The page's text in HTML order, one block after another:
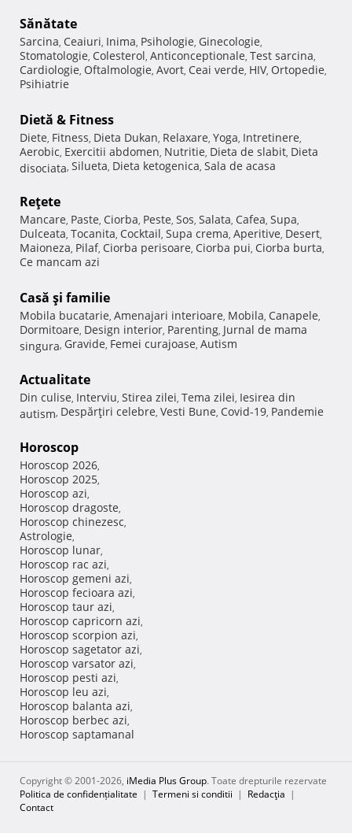
Sănătate
Sarcina, Ceaiuri, Inima, Psihologie, Ginecologie,
Stomatologie, Colesterol, Anticonceptionale, Test sarcina,
Cardiologie, Oftalmologie, Avort, Ceai verde, HIV, Ortopedie,
Psihiatrie
Dietă & Fitness
Diete, Fitness, Dieta Dukan, Relaxare, Yoga, Intretinere,
Aerobic, Exercitii abdomen, Nutritie, Dieta de slabit, Dieta
disociata, Silueta, Dieta ketogenica, Sala de acasa
Reţete
Mancare, Paste, Ciorba, Peste, Sos, Salata, Cafea, Supa,
Dulceata, Tocanita, Cocktail, Supa crema, Aperitive, Desert,
Maioneza, Pilaf, Ciorba perisoare, Ciorba pui, Ciorba burta,
Ce mancam azi
Casă şi familie
Mobila bucatarie, Amenajari interioare, Mobila, Canapele,
Dormitoare, Design interior, Parenting, Jurnal de mama
singura, Gravide, Femei curajoase, Autism
Actualitate
Din culise, Interviu, Stirea zilei, Tema zilei, Iesirea din
autism, Despărţiri celebre, Vesti Bune, Covid-19, Pandemie
Horoscop
Horoscop 2026,
Horoscop 2025,
Horoscop azi,
Horoscop dragoste,
Horoscop chinezesc,
Astrologie,
Horoscop lunar,
Horoscop rac azi,
Horoscop gemeni azi,
Horoscop fecioara azi,
Horoscop taur azi,
Horoscop capricorn azi,
Horoscop scorpion azi,
Horoscop sagetator azi,
Horoscop varsator azi,
Horoscop pesti azi,
Horoscop leu azi,
Horoscop balanta azi,
Horoscop berbec azi,
Horoscop saptamanal
Copyright © 2001-2026, iMedia Plus Group. Toate drepturile rezervate
Politica de confidențialitate | Termeni si conditii | Redacţia |
Contact